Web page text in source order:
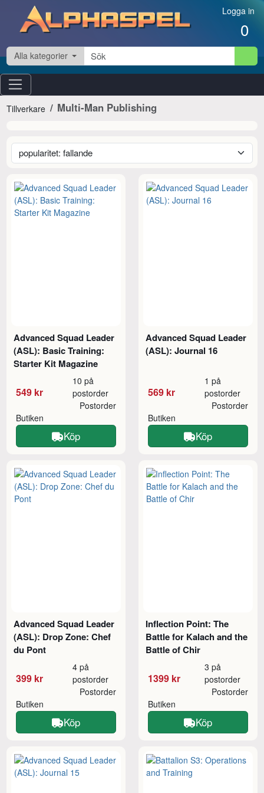
Hoppa till innehåll Logga in
0
Alla kategorier
Tillverkare Multi-Man Publishing
Advanced Squad Leader
(ASL): Basic Training:
Starter Kit Magazine
549 kr
10 på
postorder
Butiken
Postorder
Köp
Advanced Squad Leader
(ASL): Journal 16
569 kr
1 på
postorder
Butiken
Postorder
Köp
Advanced Squad Leader
(ASL): Drop Zone: Chef
du Pont
399 kr
4 på
postorder
Butiken
Postorder
Köp
Inflection Point: The
Battle for Kalach and the
Battle of Chir
1399 kr
3 på
postorder
Butiken
Postorder
Köp